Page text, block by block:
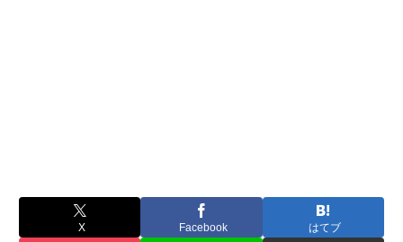
X Facebook はてブ